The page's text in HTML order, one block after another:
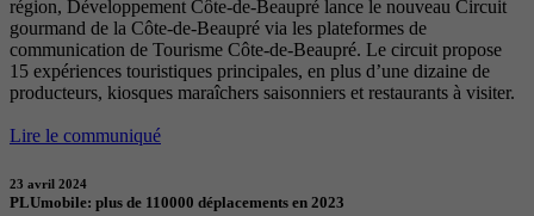
région, Développement Côte-de-Beaupré lance le nouveau Circuit
gourmand de la Côte-de-Beaupré via les plateformes de
communication de Tourisme Côte-de-Beaupré. Le circuit propose
15 expériences touristiques principales, en plus d’une dizaine de
producteurs, kiosques maraîchers saisonniers et restaurants à visiter.
Lire le communiqué
23 avril 2024
PLUmobile: plus de 110000 déplacements en 2023